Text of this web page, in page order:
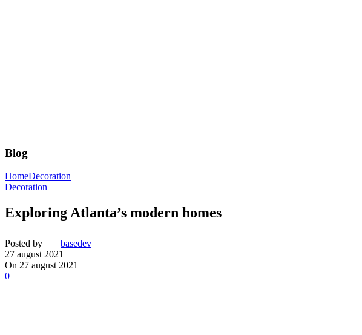
Blog
HomeDecoration
Decoration
Exploring Atlanta’s modern homes
Posted by
basedev
27 august 2021
On 27 august 2021
0